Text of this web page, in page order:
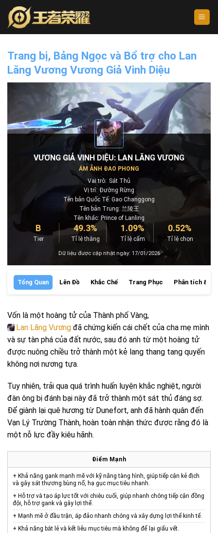
Skip
content
Trang bị, Bảng Ngọc và Bổ trợ cho Lan
Lăng Vương Vương Giả Vinh Diệu
VƯƠNG GIẢ VINH DIỆU: LAN LĂNG VƯƠNG
ÁM ẢNH ĐAO PHONG
Vai trò: Sát Thủ
Vị trí: Đường Rừng
Tên bản Quốc Tế: Gao Changgong
Tên bản Trung: 兰陵王
Tên khác: Prince of Lanling
B
Tier
49.3%
Tỉ lệ thắng
1.09%
Tỉ lệ cấm
0.52%
Tỉ lệ chọn
Dữ liệu được cập nhật ngày: 17/01/2026
Tổng Quan Lên Đồ Khắc Chế Trang Phục Phân tích &
Vốn là một hoàng tử của Thành phố Vàng,
Lan Lăng Vương đã chứng kiến ​​cái chết của cha mẹ mình
và sự tàn phá của đất nước, sau đó anh từ một hoàng tử
được nuông chiều trở thành một kẻ lang thang tang quyến
không nơi nương tựa.
Tuy nhiên, trải qua quá trình huấn luyện khắc nghiệt, người
đàn ông bị đánh bại này đã trở thành một sát thủ đáng sợ.
Để giành lại quê hương từ Dunefort, anh đã hành quân đến
Vạn Lý Trường Thành, hoàn toàn nhận thức được rằng đó là
một nỗ lực đầy kiêu hãnh.
Điểm Mạnh
+ Khả năng gank mạnh mẽ với kỹ năng tàng hình, giúp tiếp cận kẻ địch
và gây sát thương bùng nổ, hạ gục mục tiêu nhanh.
+ Hỗ trợ và tạo áp lực tốt với chiêu cuối, giúp nhanh chóng tiếp cận đồng
đội, hỗ trợ gank và gây lợi thế.
+ Mạnh mẽ ở đầu trận, áp đảo nhanh chóng và xây dựng lợi thế kinh tế.
+ Khả năng bắt lẻ và kết liễu mục tiêu mà không để lại giấu vết.